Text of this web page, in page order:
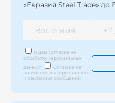
«Евразия Steel Trade» до
Я даю согласие на
обработку персональных
данных*
Согласие на
получение информационных
и рекламных сообщений